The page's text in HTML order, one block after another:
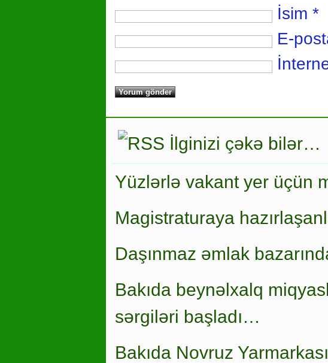
İsim *
E-
İlginizi çəkə bilər…
Yüzlərlə vakant yer üçün
Magistraturaya
Daşınmaz əmlak
Bakıda beynəlxalq
sərgiləri başladı…
Bakıda Novruz